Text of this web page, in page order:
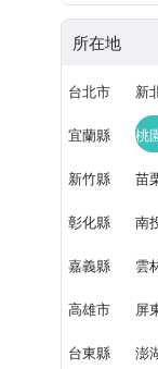
所在地
台北市 新
宜蘭縣 桃
新竹縣 苗
彰化縣 南
嘉義縣 雲
高雄市 屏
台東縣 澎